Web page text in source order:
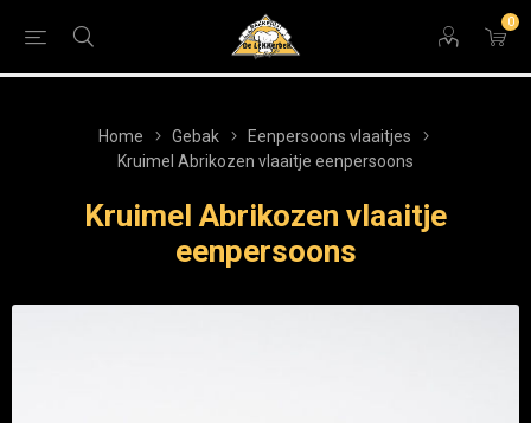
0
Home Gebak
Eenpersoons vlaaitjes
Kruimel Abrikozen vlaaitje eenpersoons
Kruimel Abrikozen vlaaitje
eenpersoons